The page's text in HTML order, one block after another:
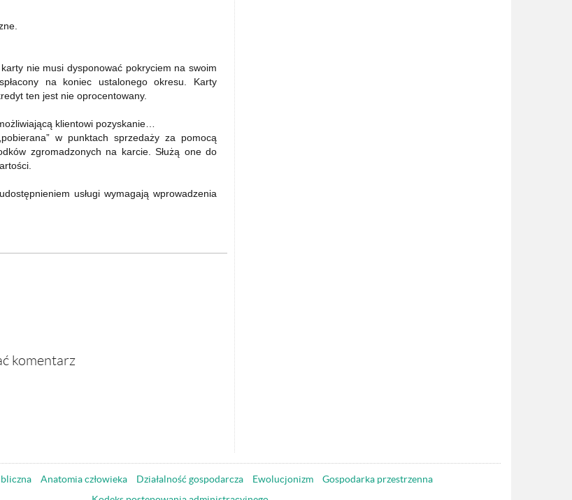
nie musi dysponować pokryciem na swoim
na koniec ustalonego okresu. Karty
ten jest nie oprocentowany.
klientowi pozyskanie…
w punktach sprzedaży za pomocą
zgromadzonych na karcie. Służą one do
usługi wymagają wprowadzenia
komentarz
Anatomia człowieka Działalność gospodarcza Ewolucjonizm
Gospodarka przestrzenna